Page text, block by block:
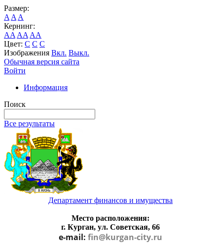
Размер:
A A A
Кернинг:
AA AA AA
Цвет: C C C
Изображения Вкл. Выкл.
Обычная версия сайта
Войти
Информация
Поиск
Все результаты
Департамент финансов и имущества
Место расположения:
г. Курган, ул. Советская, 66
e-mail: fin@kurgan-city.ru